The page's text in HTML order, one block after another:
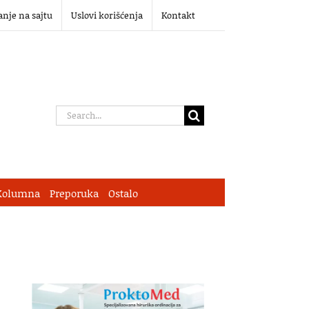
na sajtu Uslovi korišćenja Kontakt
Search
Preporuka Ostalo